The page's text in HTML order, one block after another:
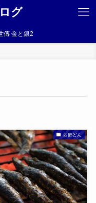
グ
傳 金と銀2
西郷どん